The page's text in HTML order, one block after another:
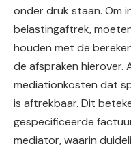
onder druk staan. Om
belastingaftrek,
houden met de
de afspraken hierover.
mediationkosten dat
is aftrekbaar. Dit
gespecificeerde
mediator, waarin